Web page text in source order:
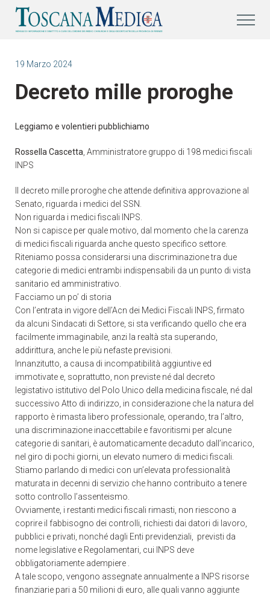
19 Marzo 2024
Decreto mille proroghe
Leggiamo e volentieri pubblichiamo
Rossella Cascetta , Amministratore gruppo di 198 medici fiscali
INPS
Il decreto mille proroghe che attende definitiva approvazione al
Senato, riguarda i medici del SSN.
Non riguarda i medici fiscali INPS.
Non si capisce per quale motivo, dal momento che la carenza
di medici fiscali riguarda anche questo specifico settore.
Riteniamo possa considerarsi una discriminazione tra due
categorie di medici entrambi indispensabili da un punto di vista
sanitario ed amministrativo.
Facciamo un po’ di storia
Con l’entrata in vigore dell’Acn dei Medici Fiscali INPS, firmato
da alcuni Sindacati di Settore, si sta verificando quello che era
facilmente immaginabile, anzi la realtà sta superando,
addirittura, anche le più nefaste previsioni.
Innanzitutto, a causa di incompatibilità aggiuntive ed
immotivate e, soprattutto, non previste né dal decreto
legistativo istitutivo del Polo Unico della medicina fiscale, né dal
successivo Atto di indirizzo, in considerazione che la natura del
rapporto è rimasta libero professionale, operando, tra l’altro,
una discriminazione inaccettabile e favoritismi per alcune
categorie di sanitari, è automaticamente decaduto dall’incarico,
nel giro di pochi giorni, un elevato numero di medici fiscali.
Stiamo parlando di medici con un’elevata professionalità
maturata in decenni di servizio che hanno contribuito a tenere
sotto controllo l’assenteismo.
Ovviamente, i restanti medici fiscali rimasti, non riescono a
coprire il fabbisogno dei controlli, richiesti dai datori di lavoro,
pubblici e privati, nonché dagli Enti previdenziali, previsti da
nome legislative e Regolamentari, cui INPS deve
obbligatoriamente adempiere .
A tale scopo, vengono assegnate annualmente a INPS risorse
finanziarie pari a 50 milioni di euro, alle quali vanno aggiunte